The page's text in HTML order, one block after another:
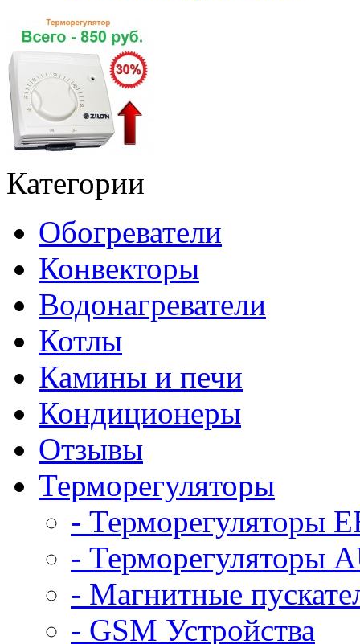
Категории
Обогреватели
Конвекторы
Водонагреватели
Котлы
Камины и печи
Кондиционеры
Отзывы
Терморегуляторы
- Терморегуляторы
- Терморегуляторы
- Магнитные
- GSM Устройства